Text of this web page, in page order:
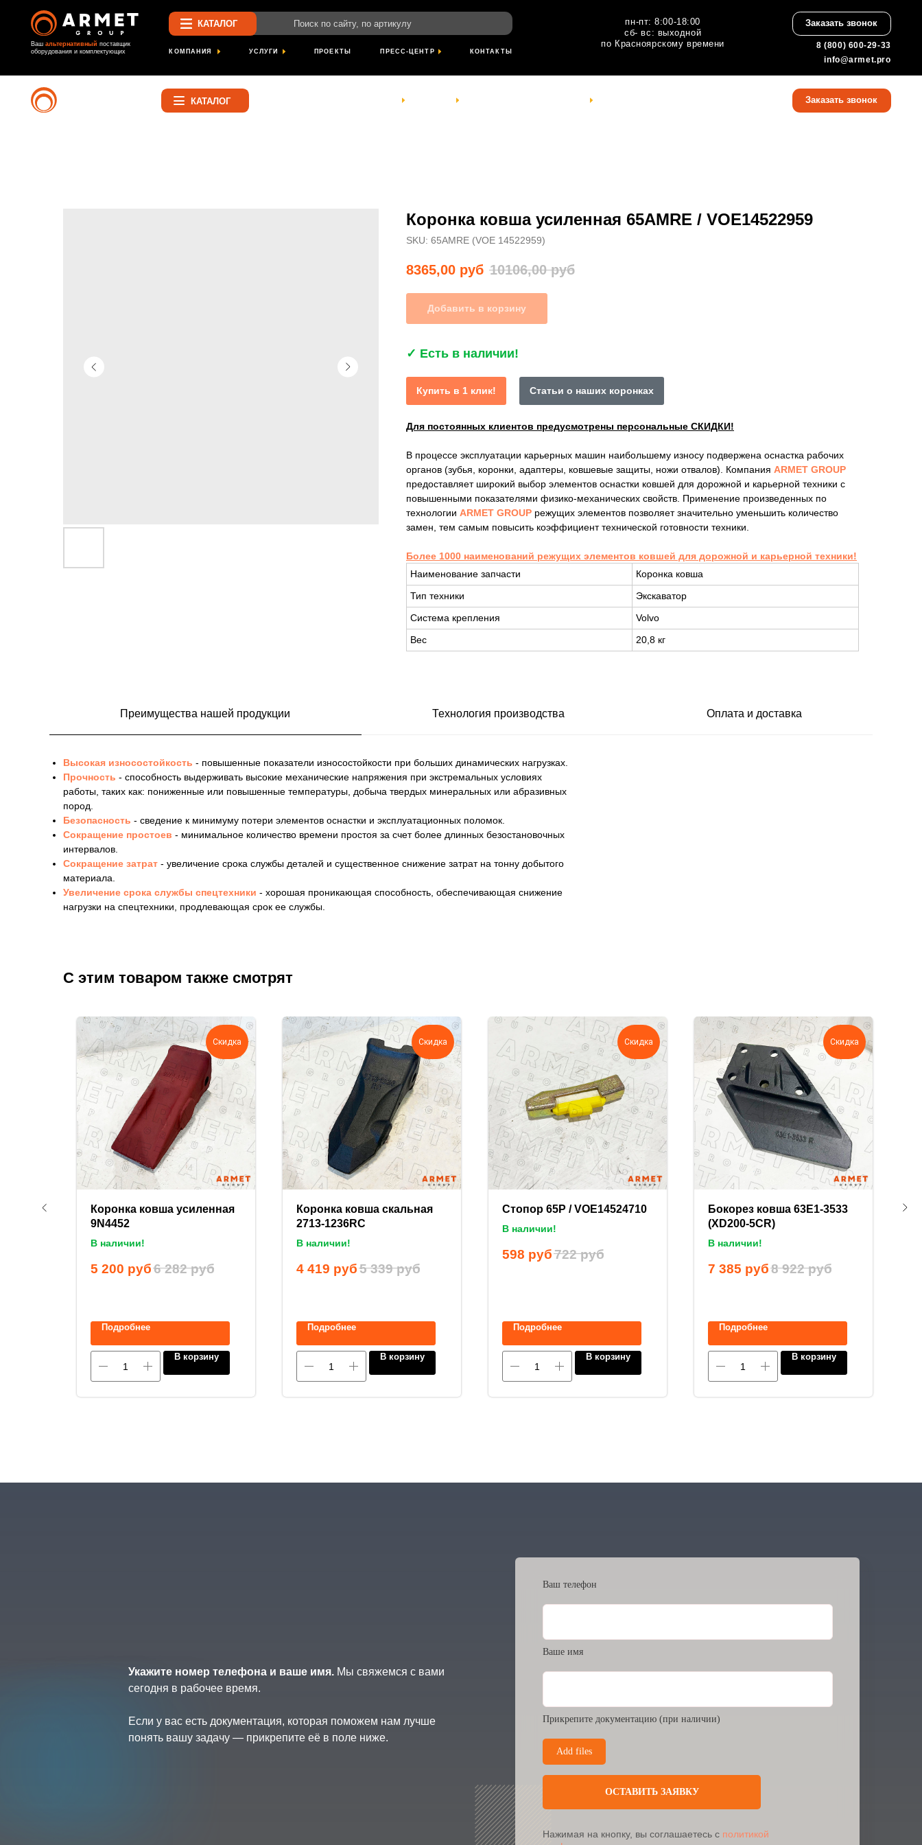
пн-пт: 8:00-18:00
сб- вс: выходной
по Красноярскому времени
поставщик
оборудования и комплектующих
Поиск по сайту, по артикулу
КАТАЛОГ
КАТАЛОГ
Коронка ковша усиленная 65AMRE / VOE14522959
SKU: 65AMRE (VOE 14522959)
8365,00 руб 10106,00 руб
Добавить в корзину
✓ Есть в наличии!
Купить в 1 клик! Статьи о наших коронках
Для постоянных клиентов предусмотрены персональные СКИДКИ!
В процессе эксплуатации карьерных машин наибольшему износу подвержена оснастка рабочих
органов (зубья, коронки, адаптеры, ковшевые защиты, ножи отвалов). Компания ARMET GROUP
предоставляет широкий выбор элементов оснастки ковшей для дорожной и карьерной техники с
повышенными показателями физико-механических свойств. Применение произведенных по
технологии ARMET GROUP режущих элементов позволяет значительно уменьшить количество
замен, тем самым повысить коэффициент технической готовности техники.
Более 1000 наименований режущих элементов ковшей для дорожной и карьерной техники!
Наименование запчасти
Коронка ковша
Тип техники
Экскаватор
Система крепления
Volvo
Вес
20,8 кг
Преимущества нашей продукции Технология производства Оплата и доставка
Высокая износостойкость - повышенные показатели износостойкости при больших динамических нагрузках.
Прочность - способность выдерживать высокие механические напряжения при экстремальных условиях
работы, таких как: пониженные или повышенные температуры, добыча твердых минеральных или абразивных
пород.
Безопасность - сведение к минимуму потери элементов оснастки и эксплуатационных поломок.
Сокращение простоев - минимальное количество времени простоя за счет более длинных безостановочных
интервалов.
Сокращение затрат - увеличение срока службы деталей и существенное снижение затрат на тонну добытого
материала.
Увеличение срока службы спецтехники - хорошая проникающая способность, обеспечивающая снижение
нагрузки на спецтехники, продлевающая срок ее службы.
С этим товаром также смотрят
Скидка
Коронка ковша усиленная
9N4452
В наличии!
5 200 руб6 282 руб
Подробнее
В корзину
Скидка
Коронка ковша скальная
2713-1236RC
В наличии!
4 419 руб5 339 руб
Подробнее
В корзину
Скидка
Стопор 65P / VOE14524710
В наличии!
598 руб722 руб
Подробнее
В корзину
Скидка
Бокорез ковша 63E1-3533
(XD200-5CR)
В наличии!
7 385 руб8 922 руб
Подробнее
В корзину
Укажите номер телефона и ваше имя. Мы свяжемся с вами
сегодня в рабочее время.
Если у вас есть документация, которая поможем нам лучше
понять вашу задачу — прикрепите её в поле ниже.
Нажимая на кнопку, вы соглашаетесь с политикой
Ваш телефон
Ваше имя
Прикрепите документацию (при наличии)
Add files
ОСТАВИТЬ ЗАЯВКУ